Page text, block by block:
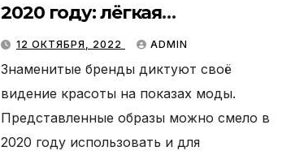
2020 году: лёгкая
небрежность и яркость
12 ОКТЯБРЯ, 2022 ADMIN
Знаменитые бренды диктуют своё
видение красоты на показах моды.
Представленные образы можно смело в
2020 году использовать и для